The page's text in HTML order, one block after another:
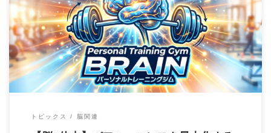
「最近、体が重いだけでなく、集中力が続かない」 「筋トレは
しているけれど、仕事や私生活でのキレが戻ら […]
トピックス 脳関連